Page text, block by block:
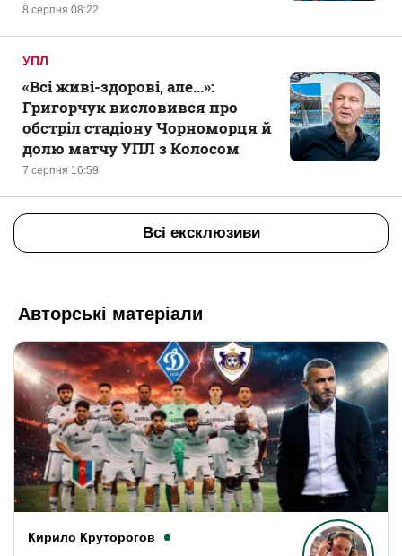
8 серпня 08:22
УПЛ
7 серпня 16:59
«Всі живі-здорові, але...»:
Григорчук висловився про
обстріл стадіону Чорноморця й
долю матчу УПЛ з Колосом
Всі ексклюзиви
Авторські матеріали
Кирило Круторогов